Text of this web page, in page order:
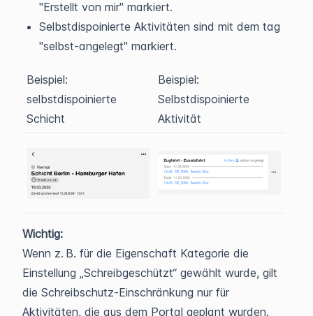
"Erstellt von mir" markiert.
Selbstdispoinierte Aktivitäten sind mit dem tag
"selbst-angelegt" markiert.
Beispiel:
selbstdispoinierte
Schicht
Beispiel:
Selbstdispoinierte
Aktivität
Wichtig:
Wenn z. B. für die Eigenschaft Kategorie die
Einstellung „Schreibgeschützt“ gewählt wurde, gilt
die Schreibschutz-Einschränkung nur für
Aktivitäten, die aus dem Portal geplant wurden.